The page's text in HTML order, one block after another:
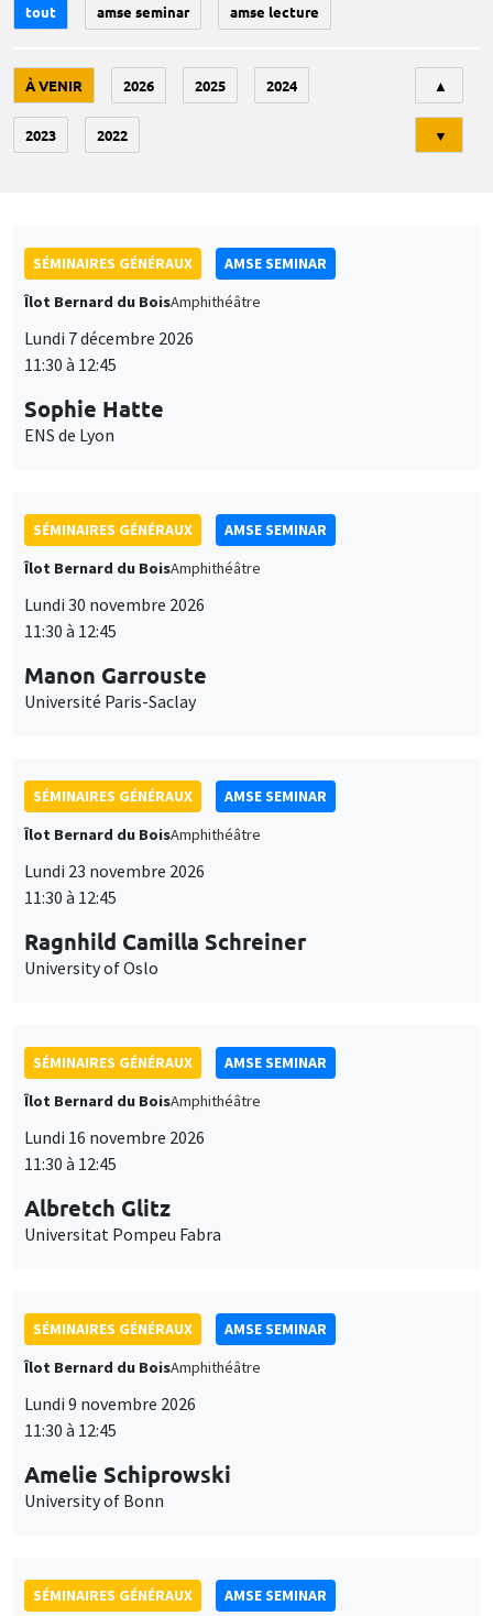
tout amse seminar amse lecture
À VENIR 2026 2025 2024
2023 2022
▲
▼
SÉMINAIRES GÉNÉRAUX
AMSE SEMINAR
Îlot Bernard du BoisAmphithéâtre
Lundi 7 décembre 2026
11:30 à 12:45
Sophie Hatte
ENS de Lyon
SÉMINAIRES GÉNÉRAUX
AMSE SEMINAR
Îlot Bernard du BoisAmphithéâtre
Lundi 30 novembre 2026
11:30 à 12:45
Manon Garrouste
Université Paris-Saclay
SÉMINAIRES GÉNÉRAUX
AMSE SEMINAR
Îlot Bernard du BoisAmphithéâtre
Lundi 23 novembre 2026
11:30 à 12:45
Ragnhild Camilla Schreiner
University of Oslo
SÉMINAIRES GÉNÉRAUX
AMSE SEMINAR
Îlot Bernard du BoisAmphithéâtre
Lundi 16 novembre 2026
11:30 à 12:45
Albretch Glitz
Universitat Pompeu Fabra
SÉMINAIRES GÉNÉRAUX
AMSE SEMINAR
Îlot Bernard du BoisAmphithéâtre
Lundi 9 novembre 2026
11:30 à 12:45
Amelie Schiprowski
University of Bonn
SÉMINAIRES GÉNÉRAUX
AMSE SEMINAR